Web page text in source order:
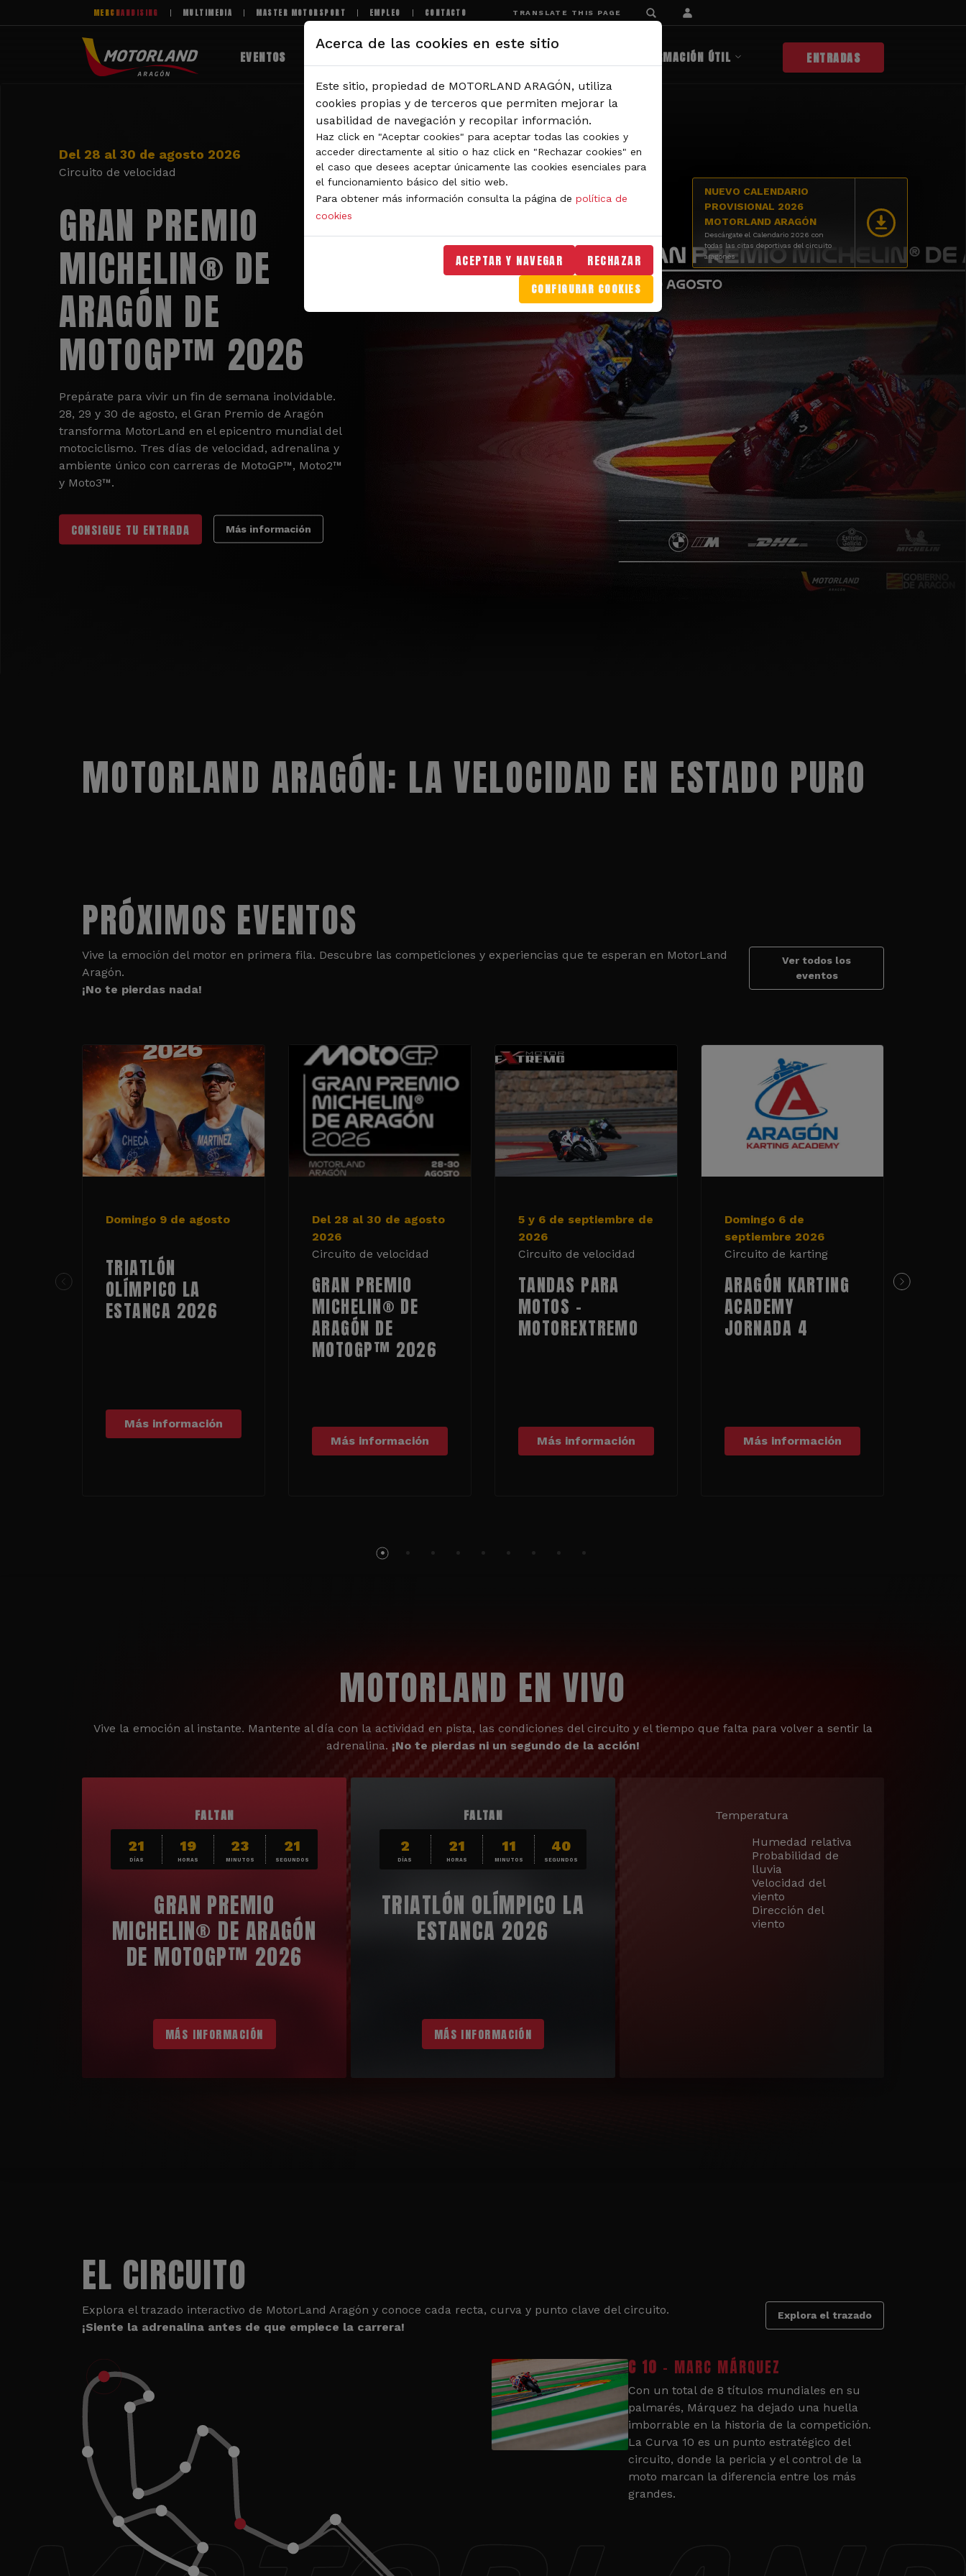
Pasar al contenido principal
MERCHANDISING MULTIMEDIA MASTER MOTORSPORT EMPLEO CONTACTO TRANSLATE THIS PAGE
EVENTOS INFORMACIÓN ÚTIL ENTRADAS
Del 28 al 30 de agosto 2026
Circuito de velocidad
GRAN PREMIO
MICHELIN® DE
ARAGÓN DE
MOTOGP™ 2026
Prepárate para vivir un fin de semana inolvidable.
28, 29 y 30 de agosto, el Gran Premio de Aragón
transforma MotorLand en el epicentro mundial del
motociclismo. Tres días de velocidad, adrenalina y
ambiente único con carreras de MotoGP™, Moto2™
y Moto3™.
CONSIGUE TU ENTRADA Más información
NUEVO CALENDARIO
PROVISIONAL 2026
MOTORLAND ARAGÓN
Descárgate el Calendario 2026 con
todas las citas deportivas del circuito
aragonés
MOTORLAND ARAGÓN: LA VELOCIDAD EN ESTADO PURO
PRÓXIMOS EVENTOS
Vive la emoción del motor en primera fila. Descubre las competiciones y experiencias que te esperan en MotorLand
Aragón.
¡No te pierdas nada!
Ver todos los
eventos
Domingo 9 de agosto
TRIATLÓN
OLÍMPICO LA
ESTANCA 2026
Más información
Del 28 al 30 de agosto
2026
Circuito de velocidad
GRAN PREMIO
MICHELIN® DE
ARAGÓN DE
MOTOGP™ 2026
Más información
5 y 6 de septiembre de
2026
Circuito de velocidad
TANDAS PARA
MOTOS -
MOTOREXTREMO
Más información
Domingo 6 de
septiembre 2026
Circuito de karting
ARAGÓN KARTING
ACADEMY
JORNADA 4
Más información
MOTORLAND EN VIVO
Vive la emoción al instante. Mantente al día con la actividad en pista, las condiciones del circuito y el tiempo que falta para volver a sentir la
adrenalina. ¡No te pierdas ni un segundo de la acción!
FALTAN
21
DÍAS
19
HORAS
23
MINUTOS
19
SEGUNDOS
GRAN PREMIO
MICHELIN® DE ARAGÓN
DE MOTOGP™ 2026
MÁS INFORMACIÓN
FALTAN
2
DÍAS
21
HORAS
11
MINUTOS
38
SEGUNDOS
TRIATLÓN OLÍMPICO LA
ESTANCA 2026
MÁS INFORMACIÓN
Temperatura
Humedad relativa
Probabilidad de
lluvia
Velocidad del
viento
Dirección del
viento
EL CIRCUITO
Explora el trazado interactivo de MotorLand Aragón y conoce cada recta, curva y punto clave del circuito.
¡Siente la adrenalina antes de que empiece la carrera!
Explora el trazado
C 10 - MARC MÁRQUEZ
Con un total de 8 títulos mundiales en su
palmarés, Márquez ha dejado una huella
imborrable en la historia de la competición.
La Curva 10 es un punto estratégico del
circuito, donde la pericia y el control de la
moto marcan la diferencia entre los más
grandes.
Acerca de las cookies en este sitio
Este sitio, propiedad de MOTORLAND ARAGÓN, utiliza
cookies propias y de terceros que permiten mejorar la
usabilidad de navegación y recopilar información.
Haz click en "Aceptar cookies" para aceptar todas las cookies y
acceder directamente al sitio o haz click en "Rechazar cookies" en
el caso que desees aceptar únicamente las cookies esenciales para
el funcionamiento básico del sitio web.
Para obtener más información consulta la página de política de
cookies
ACEPTAR Y NAVEGAR RECHAZAR
CONFIGURAR COOKIES